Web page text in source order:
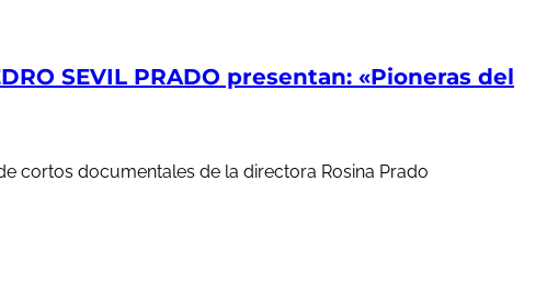
SEVIL PRADO presentan: «Pioneras del
cortos documentales de la directora Rosina Prado